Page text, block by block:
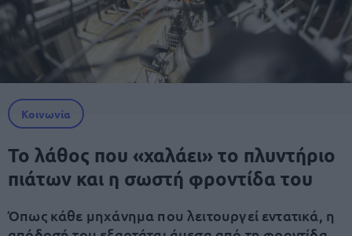
Κοινωνία
Το λάθος που «χαλάει» το πλυντήριο
πιάτων και η σωστή φροντίδα του
Όπως κάθε μηχάνημα που λειτουργεί εντατικά, η